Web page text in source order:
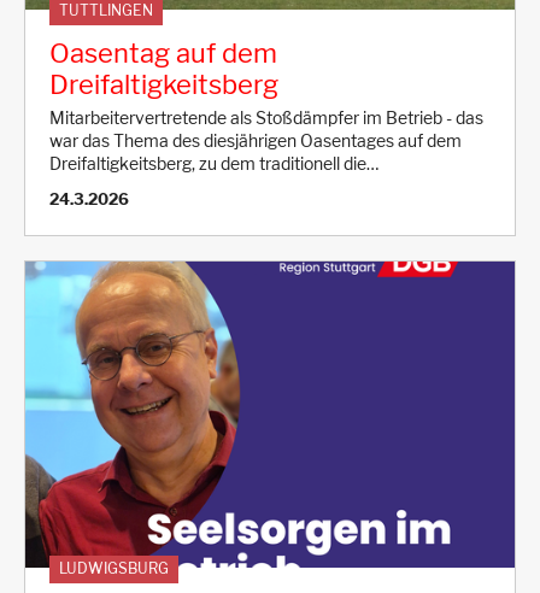
TUTTLINGEN
Oasentag auf dem
Dreifaltigkeitsberg
Mitarbeitervertretende als Stoßdämpfer im Betrieb - das
war das Thema des diesjährigen Oasentages auf dem
Dreifaltigkeitsberg, zu dem traditionell die…
24.3.2026
LUDWIGSBURG